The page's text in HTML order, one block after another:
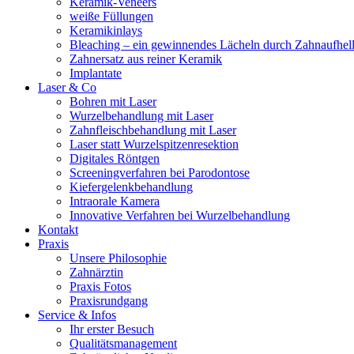
weiße Füllungen
Keramikinlays
Bleaching – ein gewinnendes Lächeln durch
Zahnersatz aus reiner Keramik
Implantate
Laser & Co
Bohren mit Laser
Wurzelbehandlung mit Laser
Zahnfleischbehandlung mit Laser
Laser statt Wurzelspitzenresektion
Digitales Röntgen
Screeningverfahren bei Parodontose
Kiefergelenkbehandlung
Intraorale Kamera
Innovative Verfahren bei Wurzelbehandlung
Kontakt
Praxis
Unsere Philosophie
Zahnärztin
Praxis Fotos
Praxisrundgang
Service & Infos
Ihr erster Besuch
Qualitätsmanagement